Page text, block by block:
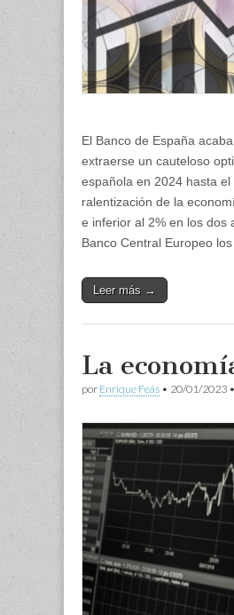
El Banco de España
extraerse un cauteloso
española en 2024 hasta
ralentización de la
e inferior al 2% en los dos
Banco Central Europeo
Leer más →
La
por Enrique Feás • 20/01/2023 •